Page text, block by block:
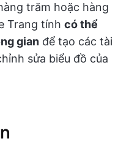
trăm hoặc hàng
Trang tính có thể
gian để tạo các tài
sửa biểu đồ của